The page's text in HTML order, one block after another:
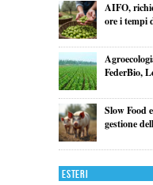
AIFO,
ore i tempi
FederBio,
Slow Food
gestione
Esteri